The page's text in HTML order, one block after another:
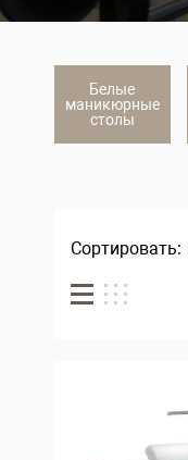
Белые
маникюрные
столы
Сортировать: